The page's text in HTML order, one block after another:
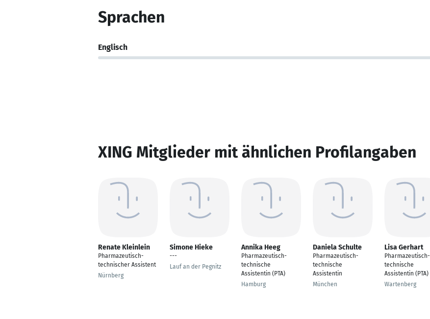
Sprachen
Englisch
XING Mitglieder mit ähnlichen Profilangaben
Renate Kleinlein
Pharmazeutisch-
technischer Assistent
Nürnberg
Simone Hieke
---
Lauf an der Pegnitz
Annika Heeg
Pharmazeutisch-
technische
Assistentin (PTA)
Hamburg
Daniela Schulte
Pharmazeutisch-
technische
Assistentin
München
Lisa Gerhart
Pharmazeutisch-
technische
Assistentin (PTA)
Wartenberg